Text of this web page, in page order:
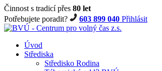
Činnost s tradicí přes 80 let
Potřebujete poradit?
603 899 040 Přihlásit
Úvod
Střediska
Středisko Rodina